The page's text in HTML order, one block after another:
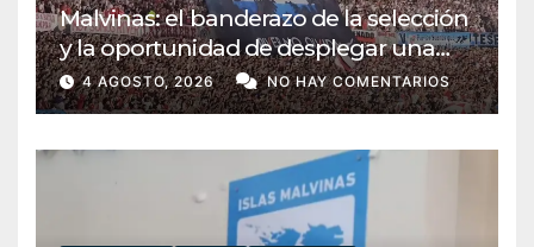
Malvinas: el banderazo de la selección
y la oportunidad de desplegar una
diplomacia soberana
4 AGOSTO, 2026 NO HAY COMENTARIOS